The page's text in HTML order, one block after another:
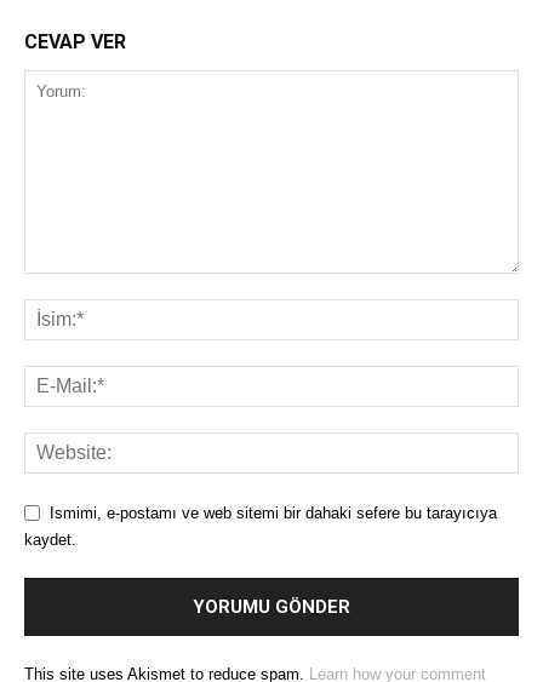
CEVAP VER
Ismimi, e-postamı ve web sitemi bir dahaki sefere bu tarayıcıya
kaydet.
This site uses Akismet to reduce spam. Learn how your comment